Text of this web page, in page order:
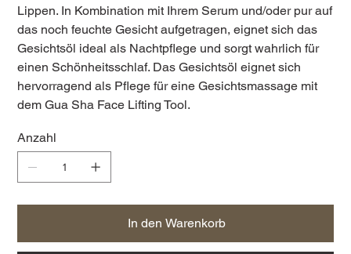
Lippen. In Kombination mit Ihrem Serum und/oder pur auf
das noch feuchte Gesicht aufgetragen, eignet sich das
Gesichtsöl ideal als Nachtpflege und sorgt wahrlich für
einen Schönheitsschlaf. Das Gesichtsöl eignet sich
hervorragend als Pflege für eine Gesichtsmassage mit
dem Gua Sha Face Lifting Tool.
Anzahl
In den Warenkorb